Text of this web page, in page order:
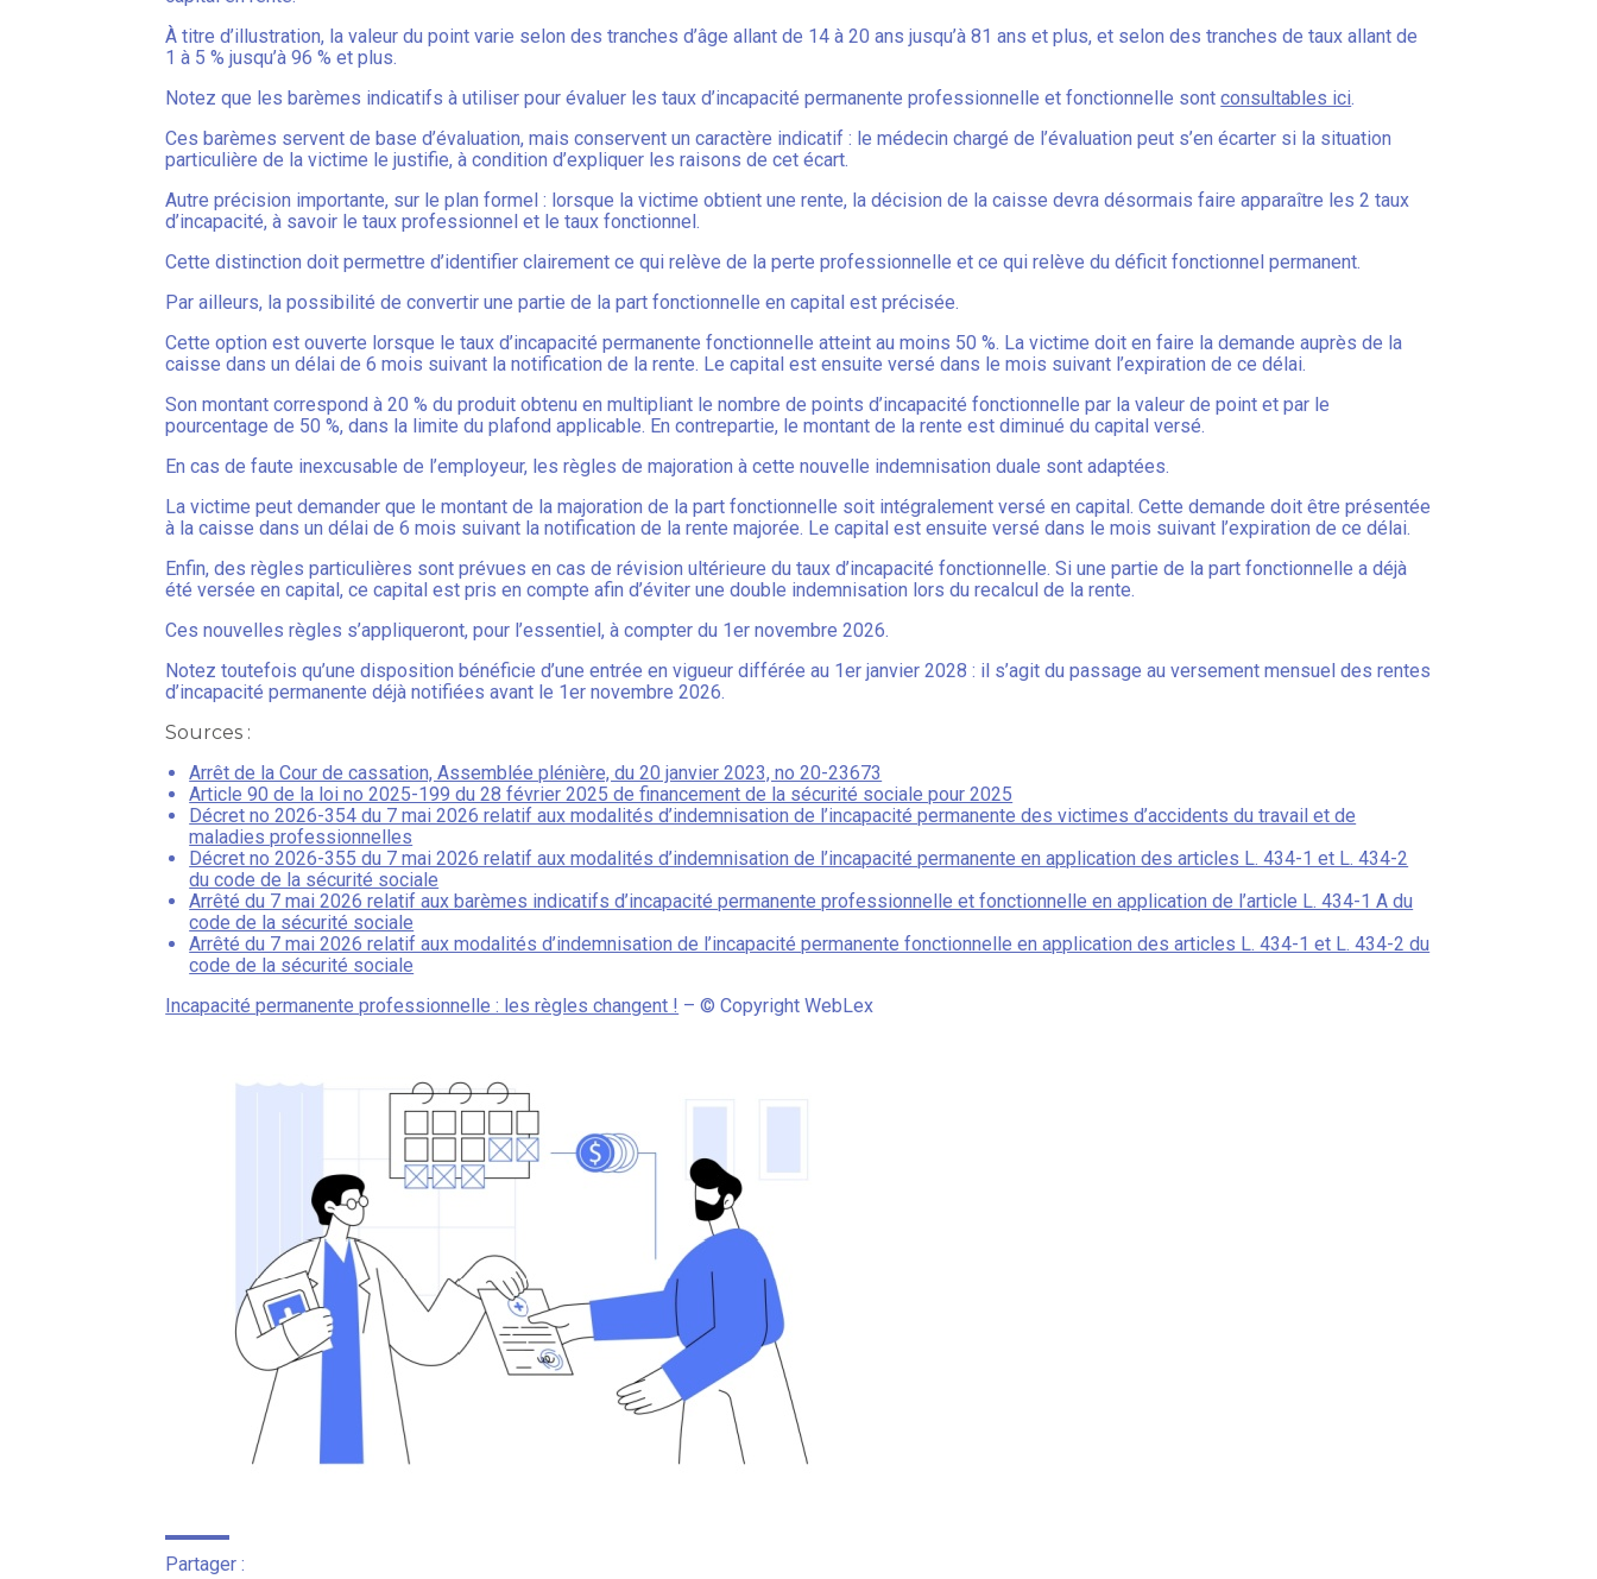
À titre d’illustration, la valeur du point varie selon des tranches d’âge allant de 14 à 20 ans jusqu’à 81 ans et plus, et selon des tranches de taux allant de
1 à 5 % jusqu’à 96 % et plus.
Notez que les barèmes indicatifs à utiliser pour évaluer les taux d’incapacité permanente professionnelle et fonctionnelle sontconsultables ici.
Ces barèmes servent de base d’évaluation, mais conservent un caractère indicatif : le médecin chargé de l’évaluation peut s’en écarter si la situation
particulière de la victime le justifie, à condition d’expliquer les raisons de cet écart.
Autre précision importante, sur le plan formel : lorsque la victime obtient une rente, la décision de la caisse devra désormais faire apparaître les 2 taux
d’incapacité, à savoir le taux professionnel et le taux fonctionnel.
Cette distinction doit permettre d’identifier clairement ce qui relève de la perte professionnelle et ce qui relève du déficit fonctionnel permanent.
Par ailleurs, la possibilité de convertir une partie de la part fonctionnelle en capital est précisée.
Cette option est ouverte lorsque le taux d’incapacité permanente fonctionnelle atteint au moins 50 %. La victime doit en faire la demande auprès de la
caisse dans un délai de 6 mois suivant la notification de la rente. Le capital est ensuite versé dans le mois suivant l’expiration de ce délai.
Son montant correspond à 20 % du produit obtenu en multipliant le nombre de points d’incapacité fonctionnelle par la valeur de point et par le
pourcentage de 50 %, dans la limite du plafond applicable. En contrepartie, le montant de la rente est diminué du capital versé.
En cas de faute inexcusable de l’employeur, les règles de majoration à cette nouvelle indemnisation duale sont adaptées.
La victime peut demander que le montant de la majoration de la part fonctionnelle soit intégralement versé en capital. Cette demande doit être présentée
à la caisse dans un délai de 6 mois suivant la notification de la rente majorée. Le capital est ensuite versé dans le mois suivant l’expiration de ce délai.
Enfin, des règles particulières sont prévues en cas de révision ultérieure du taux d’incapacité fonctionnelle. Si une partie de la part fonctionnelle a déjà
été versée en capital, ce capital est pris en compte afin d’éviter une double indemnisation lors du recalcul de la rente.
Ces nouvelles règles s’appliqueront, pour l’essentiel, à compter du 1er novembre 2026.
Notez toutefois qu’une disposition bénéficie d’une entrée en vigueur différée au 1er janvier 2028 : il s’agit du passage au versement mensuel des rentes
d’incapacité permanente déjà notifiées avant le 1er novembre 2026.
Sources :
Arrêt de la Cour de cassation, Assemblée plénière, du 20 janvier 2023, no 20-23673
Article 90 de la loi no 2025-199 du 28 février 2025 de financement de la sécurité sociale pour 2025
Décret no 2026-354 du 7 mai 2026 relatif aux modalités d’indemnisation de l’incapacité permanente des victimes d’accidents du travail et de
maladies professionnelles
Décret no 2026-355 du 7 mai 2026 relatif aux modalités d’indemnisation de l’incapacité permanente en application des articles L. 434-1 et L. 434-2
du code de la sécurité sociale
Arrêté du 7 mai 2026 relatif aux barèmes indicatifs d’incapacité permanente professionnelle et fonctionnelle en application de l’article L. 434-1 A du
code de la sécurité sociale
Arrêté du 7 mai 2026 relatif aux modalités d’indemnisation de l’incapacité permanente fonctionnelle en application des articles L. 434-1 et L. 434-2 du
code de la sécurité sociale
Incapacité permanente professionnelle : les règles changent ! – © Copyright WebLex
Partager :